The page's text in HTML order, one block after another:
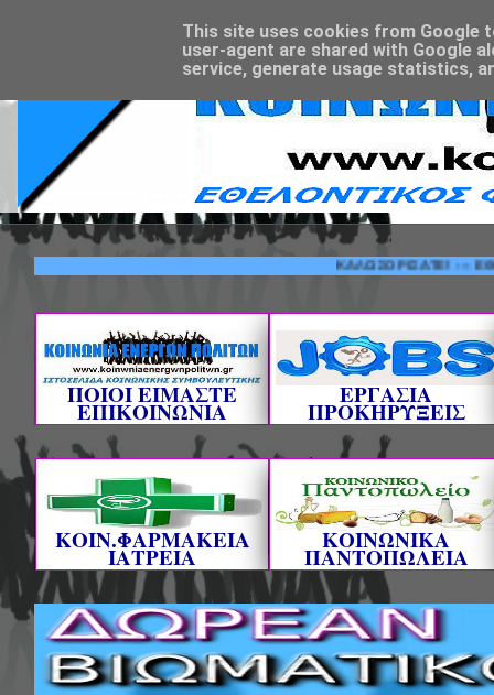
ΚΑΛΩΣΟΡΙΣΑΤΕ! ---
ΠΟΙΟΙ ΕΙΜΑΣΤΕ
ΕΠΙΚΟΙΝΩΝΙΑ
ΕΡΓΑΣΙΑ
ΠΡΟΚΗΡΥΞΕΙΣ
ΚΟΙΝ.ΦΑΡΜΑΚΕΙΑ
ΙΑΤΡΕΙΑ
ΚΟΙΝΩΝΙΚΑ
ΠΑΝΤΟΠΩΛΕΙΑ
This site uses cookies from Google
user-agent are shared with Google
service, generate usage statistics,